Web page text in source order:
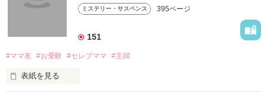
ミステリー・サスペンス 395ページ
151
#ママ友 #お受験 #セレブママ #主婦
表紙を見る